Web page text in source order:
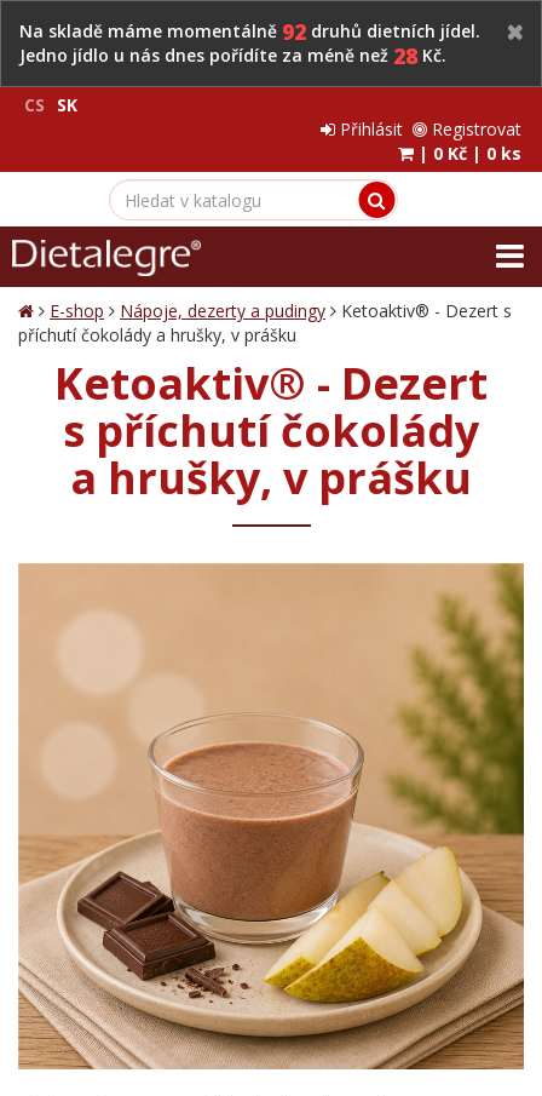
Na skladě máme momentálně 92 druhů dietních jídel.
Jedno jídlo u nás dnes pořídíte za méně než 28Kč.
CS
SK
Přihlásit
Registrovat
| 0 Kč | 0 ks
E-shop Nápoje, dezerty a pudingy
Ketoaktiv® - Dezert s
příchutí čokolády a hrušky, v prášku
Ketoaktiv® - Dezert
s příchutí čokolády
a hrušky, v prášku